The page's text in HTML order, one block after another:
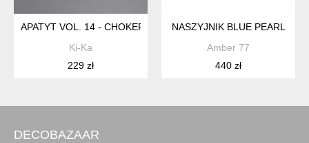
APATYT VOL. 14 - CHOKER/ 22.07.26 - SZLACHETNA
Ki-Ka
229 zł
NASZYJNIK BLUE PEARL
Amber 77
440 zł
DECOBAZAAR